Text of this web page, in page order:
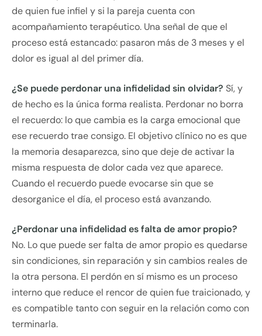
de quien fue infiel y si la pareja cuenta con
acompañamiento terapéutico. Una señal de que el
proceso está estancado: pasaron más de 3 meses y el
dolor es igual al del primer día.
¿Se puede perdonar una infidelidad sin olvidar? Sí, y
de hecho es la única forma realista. Perdonar no borra
el recuerdo: lo que cambia es la carga emocional que
ese recuerdo trae consigo. El objetivo clínico no es que
la memoria desaparezca, sino que deje de activar la
misma respuesta de dolor cada vez que aparece.
Cuando el recuerdo puede evocarse sin que se
desorganice el día, el proceso está avanzando.
¿Perdonar una infidelidad es falta de amor propio?
No. Lo que puede ser falta de amor propio es quedarse
sin condiciones, sin reparación y sin cambios reales de
la otra persona. El perdón en sí mismo es un proceso
interno que reduce el rencor de quien fue traicionado, y
es compatible tanto con seguir en la relación como con
terminarla.